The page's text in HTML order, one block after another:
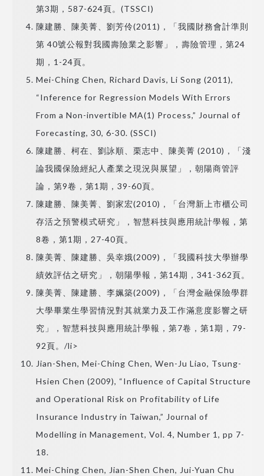
第3期，587-624頁。(TSSCI)
陳建勝、陳美菁、劉芳伶(2011)，「我國財務會計準則
第 40號公報對我國壽險業之影響」，壽險管理，第24
期，1-24頁。
Mei-Ching Chen, Richard Davis, Li Song (2011),
“Inference for Regression Models With Errors
From a Non-invertible MA(1) Process,” Journal of
Forecasting, 30, 6-30. (SSCI)
陳建勝、柯在、劉詠順、栗志中、陳美菁 (2010)，「淺
論我國保險經紀人產業之現況與展望」，朝陽商管評
論，第9卷，第1期，39-60頁。
陳建勝、陳美菁、劉家宏(2010)，「台灣新上市櫃公司
存活之預警模式研究」，智慧科技與應用統計學報，第
8卷，第1期，27-40頁。
陳美菁、陳建勝、吳幸娥(2009)，「我國科技大學辦學
績效評估之研究」，朝陽學報，第14期，341-362頁。
陳美菁、陳建勝、李姵築(2009)，「台灣金融保險學群
大學畢業生學習情況對其就業力及工作滿意度影響之研
究」，智慧科技與應用統計學報，第7卷，第1期，79-
92頁。/li>
Jian-Shen, Mei-Ching Chen, Wen-Ju Liao, Tsung-
Hsien Chen (2009), “Influence of Capital Structure
and Operational Risk on Profitability of Life
Insurance Industry in Taiwan,” Journal of
Modelling in Management, Vol. 4, Number 1, pp 7-
18.
Mei-Ching Chen, Jian-Shen Chen, Jui-Yuan Chu